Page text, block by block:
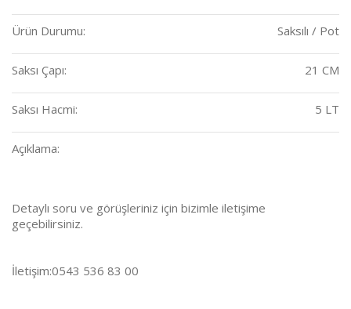
Ürün Durumu: Saksılı / Pot
Saksı Çapı: 21 CM
Saksı Hacmi: 5 LT
Açıklama:
Detaylı soru ve görüşleriniz için bizimle iletişime
geçebilirsiniz.
İletişim:0543 536 83 00